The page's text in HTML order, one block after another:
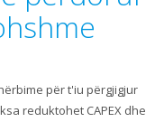
për t'iu përgjigjur
reduktohet CAPEX dhe